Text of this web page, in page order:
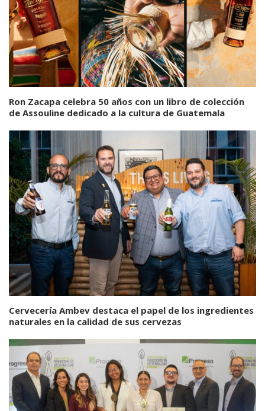
Ron Zacapa celebra 50 años con un libro de colección
de Assouline dedicado a la cultura de Guatemala
Cervecería Ambev destaca el papel de los ingredientes
naturales en la calidad de sus cervezas